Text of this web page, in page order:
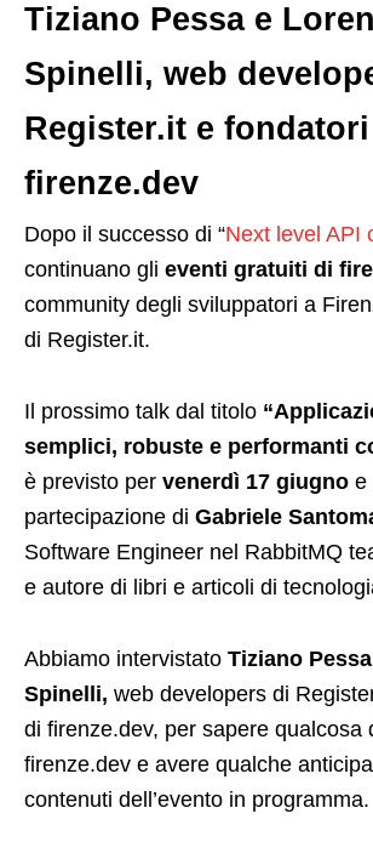
Tiziano Pessa e
Spinelli, web
Register.it e
firenze.dev
Dopo il successo di “Next level API
continuano gli eventi gratuiti di
community degli sviluppatori a
di Register.it.
Il prossimo talk dal titolo
semplici, robuste e performanti
è previsto per venerdì 17 giugno e
partecipazione di Gabriele
Software Engineer nel RabbitMQ
e autore di libri e articoli di
Abbiamo intervistato Tiziano Pessa
Spinelli, web developers di
di firenze.dev, per sapere qualcosa
firenze.dev e avere qualche
contenuti dell’evento in programma.